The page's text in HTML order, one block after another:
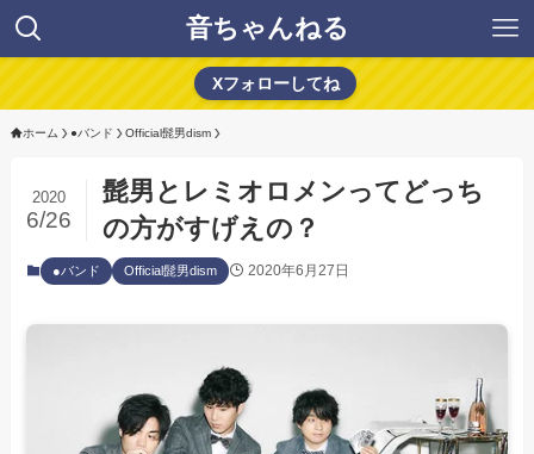
音ちゃんねる
Xフォローしてね
ホーム ●バンド Official髭男dism
髭男とレミオロメンってどっち
の方がすげえの？
2020
6/26
●バンド Official髭男dism 2020年6月27日